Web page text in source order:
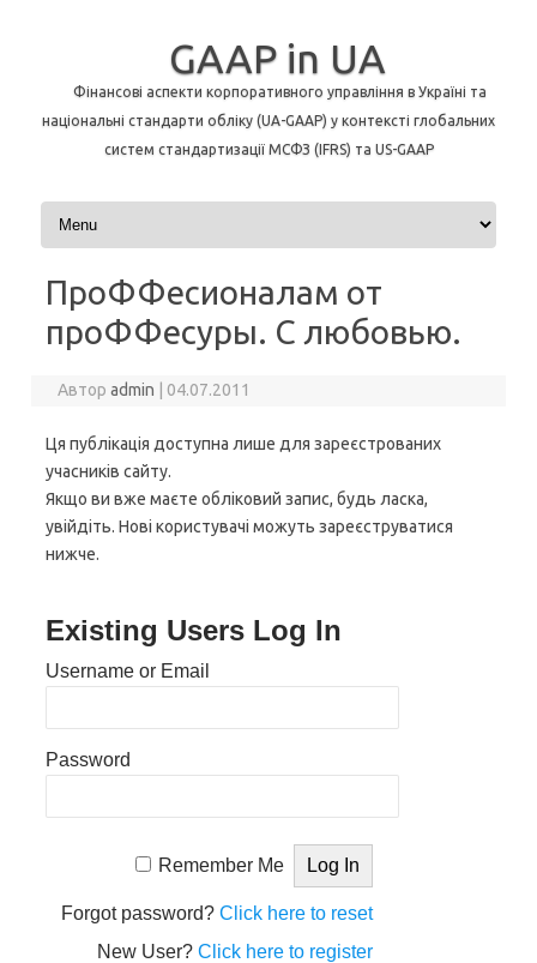
GAAP in UA
Фінансові аспекти корпоративного управління в Україні та
національні стандарти обліку (UA-GAAP) у контексті глобальних
систем стандартизації МСФЗ (IFRS) та US-GAAP
Перейти до контенту
ПроФФесионалам от
проФФесуры. С любовью.
Авторadmin 04.07.2011
Ця публікація доступна лише для зареєстрованих
учасників сайту.
Якщо ви вже маєте обліковий запис, будь ласка,
увійдіть. Нові користувачі можуть зареєструватися
нижче.
Existing Users Log In
Username or Email
Password
Remember Me
Forgot password?Click here to reset
New User?Click here to register